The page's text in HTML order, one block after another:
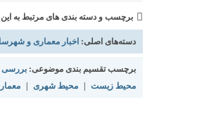
برچسب و دسته بندی های مرتبط به این
دسته‌های اصلی: اخبار معماری و
برچسب تقسیم بندی موضوعی: بررسی
محیط زیست
محیط شهری